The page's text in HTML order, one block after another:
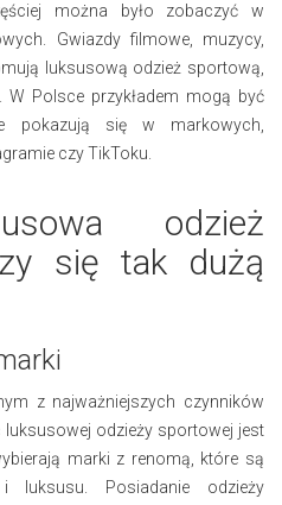
można było zobaczyć w
Gwiazdy filmowe, muzycy,
luksusową odzież sportową,
Polsce przykładem mogą być
pokazują się w markowych,
czy TikToku.
odzież
się tak dużą
z najważniejszych czynników
odzieży sportowej jest
marki z renomą, które są
luksusu. Posiadanie odzieży